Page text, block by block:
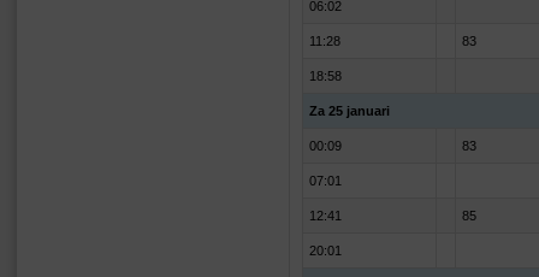
06:02
11:28 83
18:58
Za 25 januari
00:09 83
07:01
12:41 85
20:01